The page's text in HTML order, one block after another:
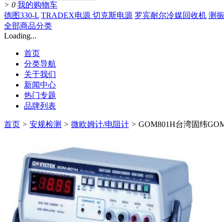
> 0 我的购物车
德图330-L TRADEX电源 切克斯电源 罗宾耐尔冷媒回收机 测
全部商品分类
Loading...
首页
分类导航
关于我们
新闻中心
热门专题
品牌列表
首页 > 安规检测 > 微欧姆计/电阻计 > GOM801H台湾固纬